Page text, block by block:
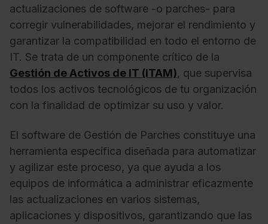
actualizaciones de software -o parches- para
corregir vulnerabilidades, mejorar el rendimiento y
garantizar la compatibilidad en todo el entorno de
IT. Se trata de un componente crítico de la
Gestión de Activos de IT (ITAM), que supervisa
todos los activos tecnológicos de tu organización
con la finalidad de optimizar su uso y valor.
El software de Gestión de Parches constituye una
herramienta específica diseñada para automatizar
y agilizar este proceso, ya que ayuda a los
equipos de informática a administrar eficazmente
las actualizaciones en varios sistemas,
aplicaciones y dispositivos, garantizando que las